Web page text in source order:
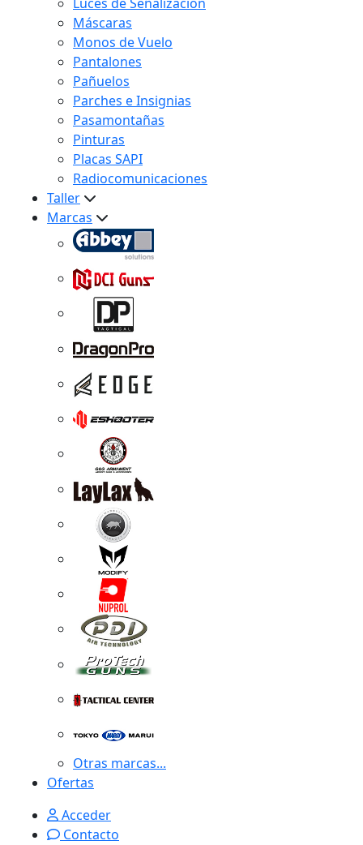
Máscaras
Monos de Vuelo
Pantalones
Pañuelos
Parches e Insignias
Pasamontañas
Pinturas
Placas SAPI
Radiocomunicaciones
Taller
Marcas
Otras marcas...
Ofertas
Acceder
Contacto